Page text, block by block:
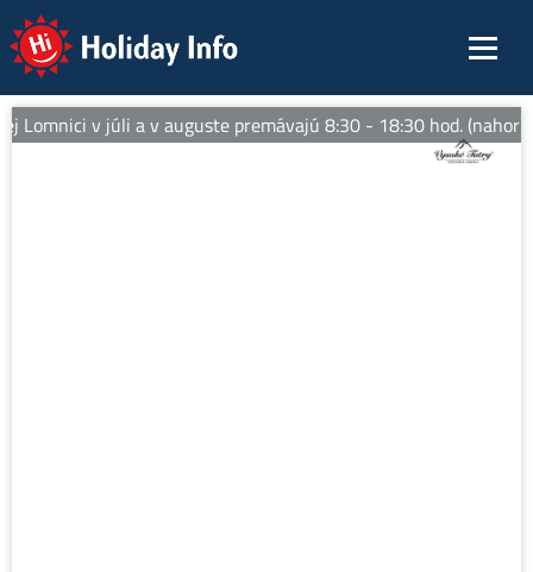
Holiday Info
Lomnici v júli a v auguste premávajú 8:30 - 18:30 hod. (nahor).